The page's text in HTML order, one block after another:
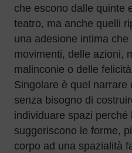
che escono dalle quinte
teatro, ma anche quelli
una adesione intima
movimenti, delle azioni,
malinconie o delle
Singolare è quel narrare
senza bisogno di
individuare spazi
suggeriscono le forme,
corpo ad una spazialità